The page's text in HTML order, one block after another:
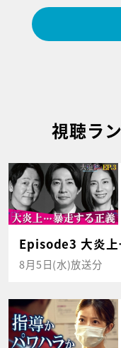
視聴ラ
Episode3 大炎
8月5日(水)放送分